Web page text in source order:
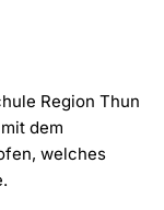
Region Thun
dem
welches